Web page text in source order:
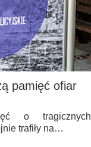
pamięć ofiar
o tragicznych
trafiły na…